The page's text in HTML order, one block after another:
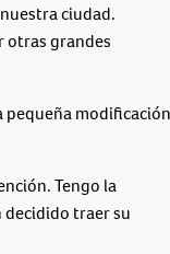
ciudad.
otras grandes
pequeña modificación
Tengo la
decidido traer su